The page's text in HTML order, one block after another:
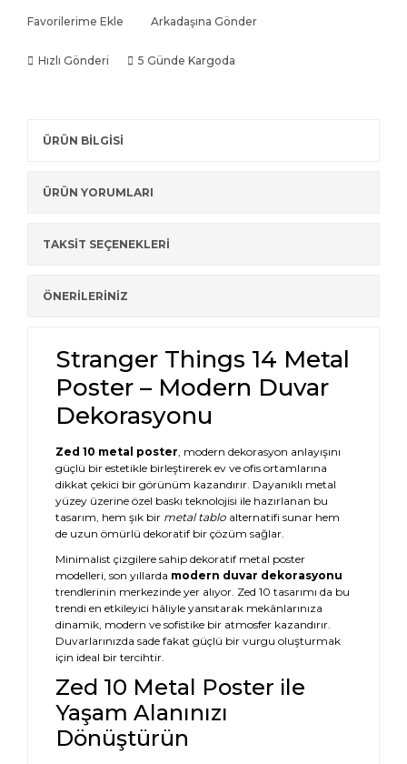
Favorilerime Ekle Arkadaşına Gönder
Hızlı Gönderi 5 Günde Kargoda
ÜRÜN BİLGİSİ
ÜRÜN YORUMLARI
TAKSİT SEÇENEKLERİ
ÖNERİLERİNİZ
Stranger Things 14 Metal
Poster – Modern Duvar
Dekorasyonu
Zed 10 metal poster, modern dekorasyon anlayışını
güçlü bir estetikle birleştirerek ev ve ofis ortamlarına
dikkat çekici bir görünüm kazandırır. Dayanıklı metal
yüzey üzerine özel baskı teknolojisi ile hazırlanan bu
tasarım, hem şık bir metal tablo alternatifi sunar hem
de uzun ömürlü dekoratif bir çözüm sağlar.
Minimalist çizgilere sahip dekoratif metal poster
modelleri, son yıllarda modern duvar dekorasyonu
trendlerinin merkezinde yer alıyor. Zed 10 tasarımı da bu
trendi en etkileyici hâliyle yansıtarak mekânlarınıza
dinamik, modern ve sofistike bir atmosfer kazandırır.
Duvarlarınızda sade fakat güçlü bir vurgu oluşturmak
için ideal bir tercihtir.
Zed 10 Metal Poster ile
Yaşam Alanınızı
Dönüştürün